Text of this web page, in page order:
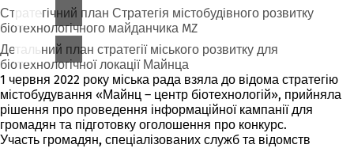
Стратегічний план Стратегія містобудівного розвитку
біотехнологічного майданчика MZ
Детальний план стратегії міського розвитку для
біотехнологічної локації Майнца
1 червня 2022 року міська рада взяла до відома стратегію
містобудування «Майнц – центр біотехнологій», прийняла
рішення про проведення інформаційної кампанії для
громадян та підготовку оголошення про конкурс.
Участь громадян, спеціалізованих служб та відомств